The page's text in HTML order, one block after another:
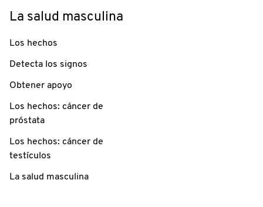
La salud masculina
Los hechos
Detecta los signos
Obtener apoyo
Los hechos: cáncer de
próstata
Los hechos: cáncer de
testículos
La salud masculina